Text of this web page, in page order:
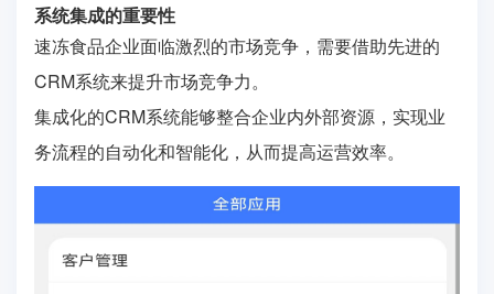
系统集成的重要性
速冻食品企业面临激烈的市场竞争，需要借助先进的
CRM系统来提升市场竞争力。
集成化的CRM系统能够整合企业内外部资源，实现业
务流程的自动化和智能化，从而提高运营效率。